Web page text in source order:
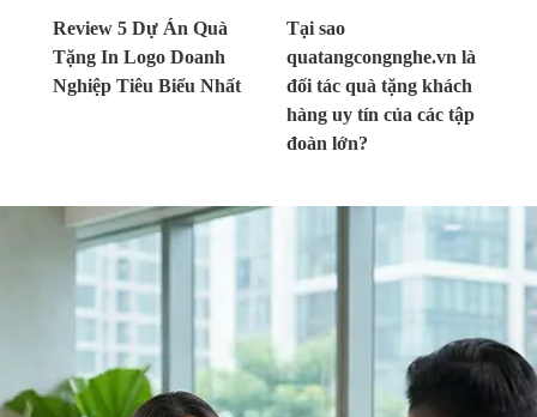
Review 5 Dự Án Quà
Tặng In Logo Doanh
Nghiệp Tiêu Biểu Nhất
Tại sao
quatangcongnghe.vn là
đối tác quà tặng khách
hàng uy tín của các tập
đoàn lớn?